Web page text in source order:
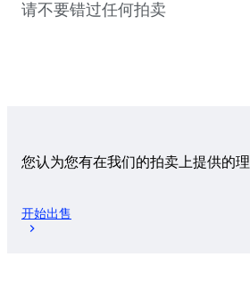
请不要错过任何拍卖
您认为您有在我们的拍卖上提供的
开始出售